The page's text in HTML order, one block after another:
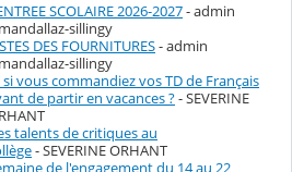
SCOLAIRE 2026-2027- admin
sillingy
DES FOURNITURES- admin
sillingy
si vous commandiez vos TD de Français
de partir en vacances ?- SEVERINE
talents de critiques au
- SEVERINE ORHANT
de l'engagement du 14 au 22